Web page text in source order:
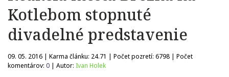
Kotlebom stopnuté
divadelné predstavenie
09. 05. 2016 | Karma článku: 24.71 | Počet pozretí: 6798 | Počet
komentárov: 0 | Autor: Ivan Holek